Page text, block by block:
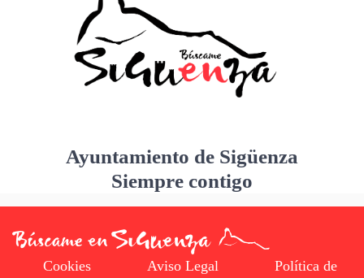
Ayuntamiento de Sigüenza
Siempre contigo
Cookies Aviso Legal Política de